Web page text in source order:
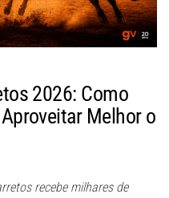
2026: Como
Melhor o
recebe milhares de